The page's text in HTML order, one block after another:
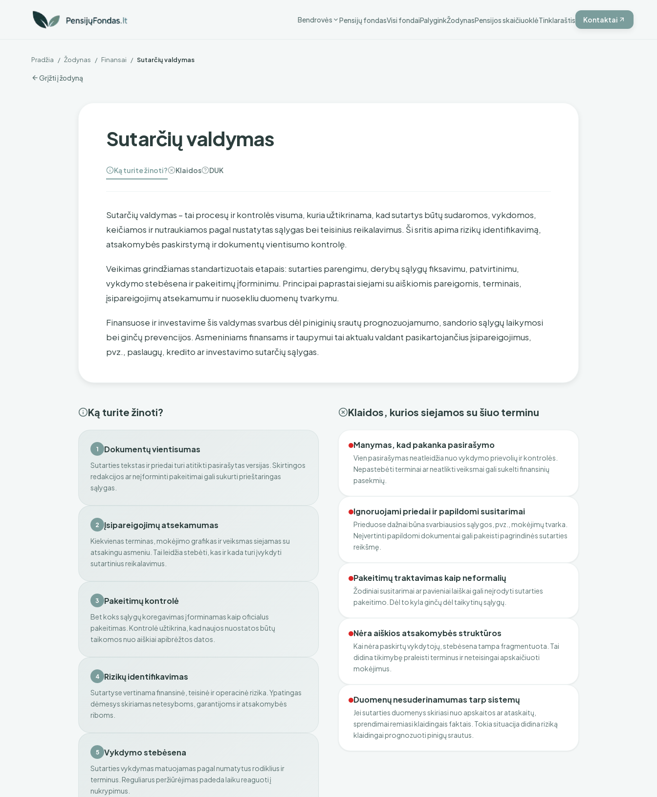
Bendrovės Pensijų fondasVisi fondaiPalyginkŽodynasPensijos skaičiuoklėTinklaraštis Kontaktai
Pradžia / Žodynas / Finansai / Sutarčių valdymas
Grįžti į žodyną
Sutarčių valdymas
Ką turite žinoti? Klaidos DUK
Sutarčių valdymas – tai procesų ir kontrolės visuma, kuria užtikrinama, kad sutartys būtų sudaromos, vykdomos,
keičiamos ir nutraukiamos pagal nustatytas sąlygas bei teisinius reikalavimus. Ši sritis apima rizikų identifikavimą,
atsakomybės paskirstymą ir dokumentų vientisumo kontrolę.
Veikimas grindžiamas standartizuotais etapais: sutarties parengimu, derybų sąlygų fiksavimu, patvirtinimu,
vykdymo stebėsena ir pakeitimų įforminimu. Principai paprastai siejami su aiškiomis pareigomis, terminais,
įsipareigojimų atsekamumu ir nuosekliu duomenų tvarkymu.
Finansuose ir investavime šis valdymas svarbus dėl piniginių srautų prognozuojamumo, sandorio sąlygų laikymosi
bei ginčų prevencijos. Asmeniniams finansams ir taupymui tai aktualu valdant pasikartojančius įsipareigojimus,
pvz., paslaugų, kredito ar investavimo sutarčių sąlygas.
Ką turite žinoti?
1 Dokumentų vientisumas
Sutarties tekstas ir priedai turi atitikti pasirašytas versijas. Skirtingos
redakcijos ar neįforminti pakeitimai gali sukurti prieštaringas
sąlygas.
2 Įsipareigojimų atsekamumas
Kiekvienas terminas, mokėjimo grafikas ir veiksmas siejamas su
atsakingu asmeniu. Tai leidžia stebėti, kas ir kada turi įvykdyti
sutartinius reikalavimus.
3 Pakeitimų kontrolė
Bet koks sąlygų koregavimas įforminamas kaip oficialus
pakeitimas. Kontrolė užtikrina, kad naujos nuostatos būtų
taikomos nuo aiškiai apibrėžtos datos.
4 Rizikų identifikavimas
Sutartyse vertinama finansinė, teisinė ir operacinė rizika. Ypatingas
dėmesys skiriamas netesyboms, garantijoms ir atsakomybės
riboms.
5 Vykdymo stebėsena
Sutarties vykdymas matuojamas pagal numatytus rodiklius ir
terminus. Reguliarus peržiūrėjimas padeda laiku reaguoti į
nukrypimus.
Klaidos, kurios siejamos su šiuo terminu
Manymas, kad pakanka pasirašymo
Vien pasirašymas neatleidžia nuo vykdymo prievolių ir kontrolės.
Nepastebėti terminai ar neatlikti veiksmai gali sukelti finansinių
pasekmių.
Ignoruojami priedai ir papildomi susitarimai
Prieduose dažnai būna svarbiausios sąlygos, pvz., mokėjimų tvarka.
Neįvertinti papildomi dokumentai gali pakeisti pagrindinės sutarties
reikšmę.
Pakeitimų traktavimas kaip neformalių
Žodiniai susitarimai ar pavieniai laiškai gali neįrodyti sutarties
pakeitimo. Dėl to kyla ginčų dėl taikytinų sąlygų.
Nėra aiškios atsakomybės struktūros
Kai nėra paskirtų vykdytojų, stebėsena tampa fragmentuota. Tai
didina tikimybę praleisti terminus ir neteisingai apskaičiuoti
mokėjimus.
Duomenų nesuderinamumas tarp sistemų
Jei sutarties duomenys skiriasi nuo apskaitos ar ataskaitų,
sprendimai remiasi klaidingais faktais. Tokia situacija didina riziką
klaidingai prognozuoti pinigų srautus.